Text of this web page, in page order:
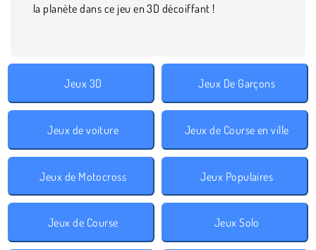
la planète dans ce jeu en 3D décoiffant !
Jeux 3D Jeux De Garçons
Jeux de voiture Jeux de Course en ville
Jeux de Motocross Jeux Populaires
Jeux de Course Jeux Solo